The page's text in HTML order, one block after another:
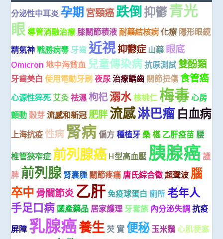
分泌性中耳炎 孕期宮頸癌跌倒抑鬱青光
眼導管消融治療 膝關節積液 耐藥結核病 化療 隱形眼鏡
精氣神 戰勝病毒 牙齒 近視抑鬱症 山藥 眼底
Omicron 地中海貧血 兒童傳染病 抗原測試 雙酚類
牙齒美白 使用電動牙刷 夜尿 治療齲齒 關節扭傷 食管癌
心源性猝死 艾灸 祛濕 枸杞溺水 核桃仁 梅毒 心房
顫動 穀芽 流感和新冠 肥胖流感淋巴瘤 白血病
上海抗疫 性病 腎病 偏方 種植牙 桑 椹 乙肝疫苗 腰
椎管狹窄症 前列腺癌 H型高血壓 胰腺癌 護
脾 前列腺 腎囊腫 關節疼痛 唐氏綜合徵超聲波 腦
卒中骨關節炎 乙肝 免疫球蛋白 廁所 老年人
手足口病 國產藥品 居家護理 牙套族 內分泌失調 抗疫
屏障 乳腺癌養生 芡 實 便秘 玉米鬚 心肌梗塞